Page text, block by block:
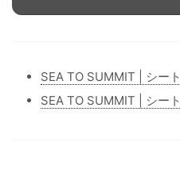
SEA TO SUMMIT | シー
SEA TO SUMMIT | シー